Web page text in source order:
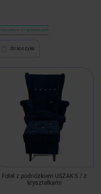
Wysyłka w 17 dni roboczych
do koszyka
Fotel z podnóżkiem USZAK 5 / z
kryształkami